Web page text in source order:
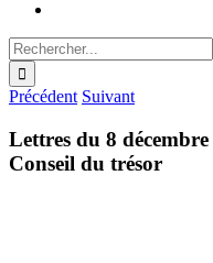
Rechercher:
Précédent Suivant
Lettres du 8
Conseil du trésor